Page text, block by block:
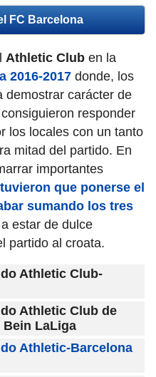
FC Barcelona
Athletic Club en la
2016-2017 donde, los
demostrar carácter de
responder
los locales con un tanto
mitad del partido. En
importantes
tuvieron que ponerse el
sumando los tres
estar de dulce
partido al croata.
Athletic Club-
Athletic Club de
Bein LaLiga
Athletic-Barcelona